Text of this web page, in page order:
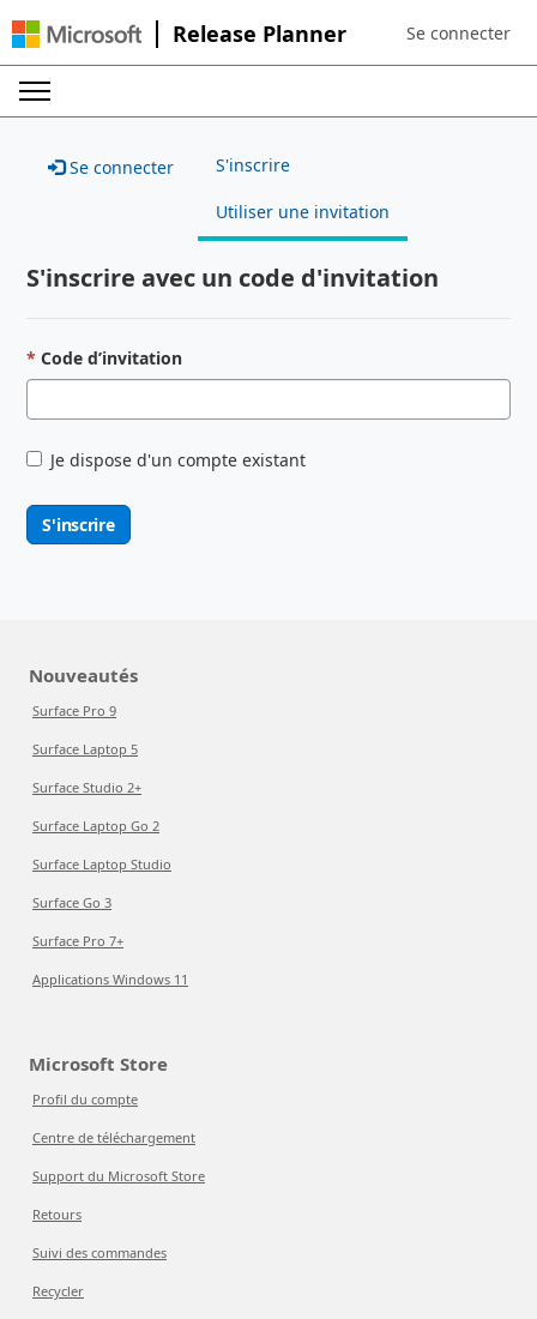
Release Planner Sign in to your
Se connecter
Se connecter S'inscrire
Utiliser une invitation
S'inscrire avec un code d'invitation
Code d’invitation
Je dispose d'un compte existant
S'inscrire
Nouveautés
Surface Pro 9
Surface Laptop 5
Surface Studio 2+
Surface Laptop Go 2
Surface Laptop Studio
Surface Go 3
Surface Pro 7+
Applications Windows 11
Microsoft Store
Profil du compte
Centre de téléchargement
Support du Microsoft Store
Retours
Suivi des commandes
Recycler